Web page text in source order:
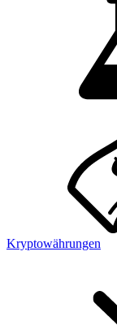
Kryptowährungen